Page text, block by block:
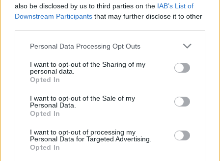
also be disclosed by us to third parties on the IAB’s List of
Downstream Participants that may further disclose it to other
Personal Data Processing Opt Outs
I want to opt-out of the Sharing of my
personal data.
Opted In
I want to opt-out of the Sale of my
Personal Data.
Opted In
I want to opt-out of processing my
Personal Data for Targeted Advertising.
Opted In
Εγκαίνια έκθεσης, αφιέρωμα στη Μαρία Κάλλας με τίτλο
“Καληνύχτα, σας αγαπώ”. Φουαγιέ ισογείου αίθουσας Χρήστος
Πηγή: ΑΠΕ-ΜΠΕ